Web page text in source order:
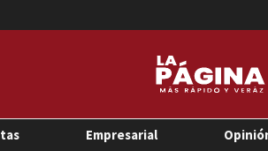
Empresarial